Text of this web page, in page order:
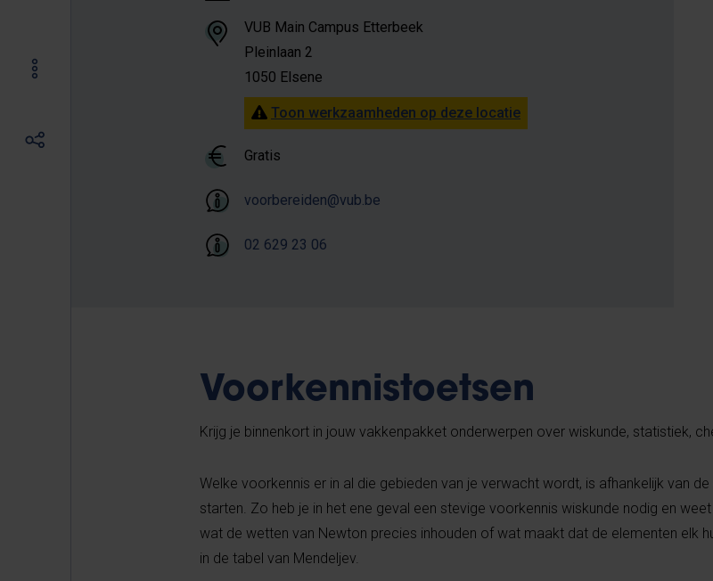
VUB Main Campus Etterbeek
Pleinlaan 2
1050 Elsene
Toon werkzaamheden op deze locatie
Gratis
voorbereiden@vub.be
02 629 23 06
Voorkennistoetsen
Krijg je binnenkort in jouw vakkenpakket onderwerpen over wiskunde, statistiek,
Welke voorkennis er in al die gebieden van je verwacht wordt, is afhankelijk van
starten. Zo heb je in het ene geval een stevige voorkennis wiskunde nodig en
wat de wetten van Newton precies inhouden of wat maakt dat de elementen elk
in de tabel van Mendeljev.